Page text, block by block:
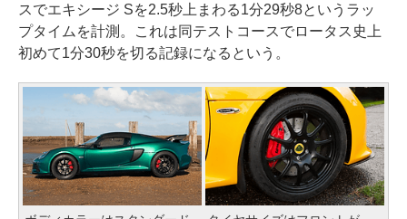
スでエキシージ Sを2.5秒上まわる1分29秒8というラッ
プタイムを計測。これは同テストコースでロータス史上
初めて1分30秒を切る記録になるという。